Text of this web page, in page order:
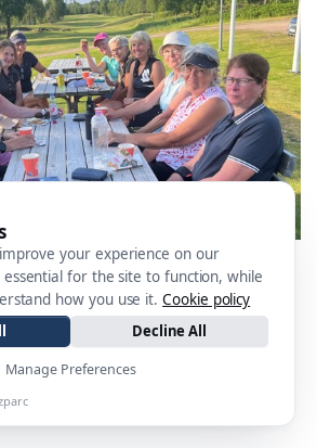
damer
på Onsdagsgolfen.
your experience on our
for the site to function, while
how you use it. Cookie policy
Decline All
Manage Preferences